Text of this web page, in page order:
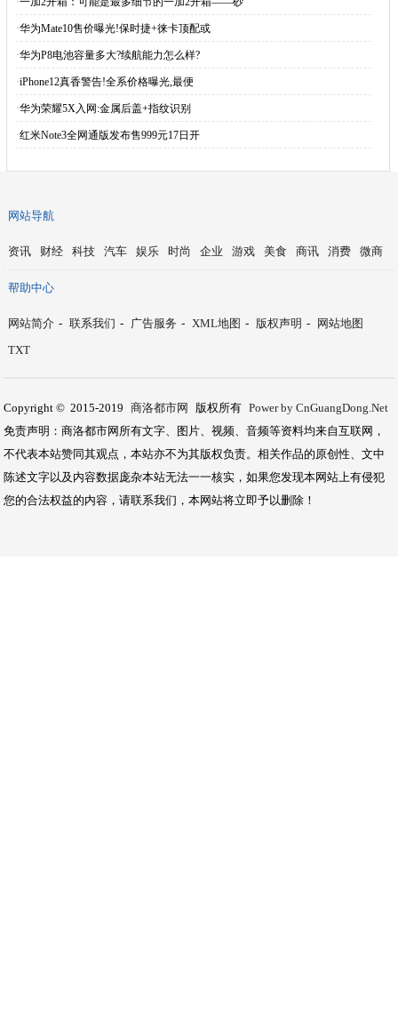
·华为Mate10售价曝光!保时捷+徕卡顶配或
·华为P8电池容量多大?续航能力怎么样?
·iPhone12真香警告!全系价格曝光,最便
·华为荣耀5X入网:金属后盖+指纹识别
·红米Note3全网通版发布售999元17日开
网站导航
资讯 财经 科技 汽车 娱乐 时尚 企业 游戏 美食 商讯 消费 微商
帮助中心
网站简介 - 联系我们 - 广告服务 - XML地图 - 版权声明 -
网站地图
TXT
Copyright © 2015-2019 商洛都市网 版权所有 Power by CnGuangDong.Net
免责声明：商洛都市网所有文字、图片、视频、音频等资料均来自互联网，
不代表本站赞同其观点，本站亦不为其版权负责。相关作品的原创性、文中
陈述文字以及内容数据庞杂本站无法一一核实，如果您发现本网站上有侵犯
您的合法权益的内容，请联系我们，本网站将立即予以删除！